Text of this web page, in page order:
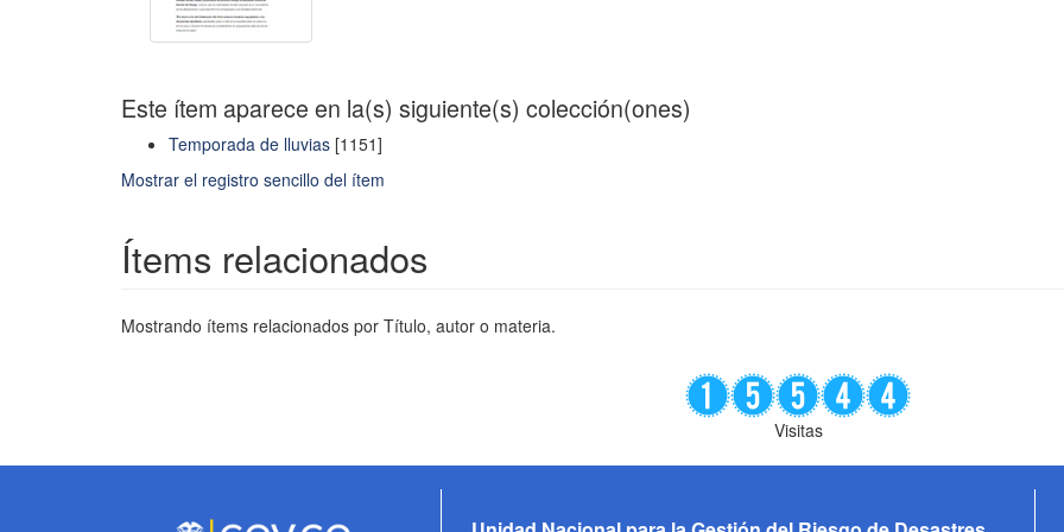
Este ítem aparece en la(s) siguiente(s) colección(ones)
Temporada de lluvias [1151]
Mostrar el registro sencillo del ítem
Ítems relacionados
Mostrando ítems relacionados por Título, autor o materia.
Visitas